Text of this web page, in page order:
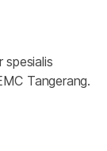
spesialis
Tangerang.